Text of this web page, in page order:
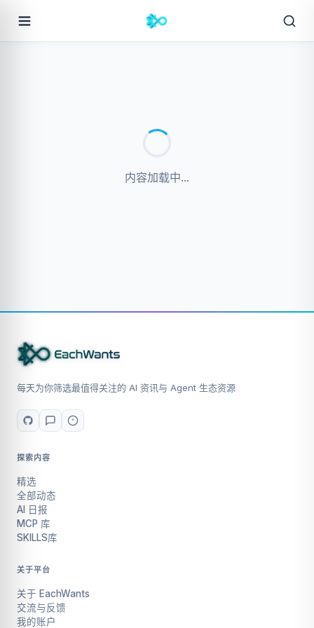
内容加载中...
每天为你筛选最值得关注的 AI 资讯与 Agent 生态资源
探索内容
精选
全部动态
AI 日报
MCP 库
SKILLS库
关于平台
关于 EachWants
交流与反馈
我的账户